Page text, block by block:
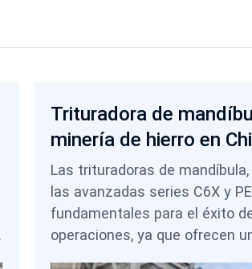
Trituradora de
minería de hierro en
Las trituradoras de
las avanzadas series C6X y
fundamentales para el éxito
operaciones, ya que ofrecen